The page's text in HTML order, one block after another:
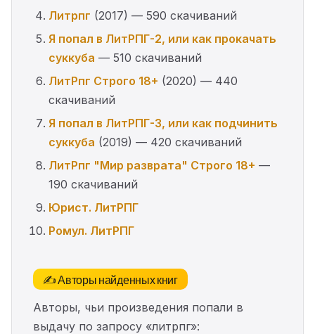
Литрпг (2017) — 590 скачиваний
Я попал в ЛитРПГ-2, или как прокачать
суккуба — 510 скачиваний
ЛитРпг Строго 18+ (2020) — 440
скачиваний
Я попал в ЛитРПГ-3, или как подчинить
суккуба (2019) — 420 скачиваний
ЛитРпг "Мир разврата" Строго 18+ —
190 скачиваний
Юрист. ЛитРПГ
Ромул. ЛитРПГ
✍️ Авторы найденных книг
Авторы, чьи произведения попали в
выдачу по запросу «литрпг»: